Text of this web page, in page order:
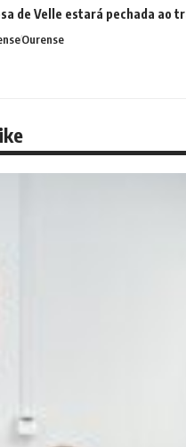
de Velle estará pechada ao
Ourense